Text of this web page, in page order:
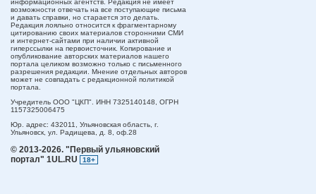
информационных агентств. Редакция не имеет
возможности отвечать на все поступающие письма
и давать справки, но старается это делать.
Редакция лояльно относится к фрагментарному
цитированию своих материалов сторонними СМИ
и интернет-сайтами при наличии активной
гиперссылки на первоисточник. Копирование и
опубликование авторских материалов нашего
портала целиком возможно только с письменного
разрешения редакции. Мнение отдельных авторов
может не совпадать с редакционной политикой
портала.
Учредитель ООО "ЦКП". ИНН 7325140148, ОГРН
1157325006475
Юр. адрес: 432011, Ульяновская область, г.
Ульяновск, ул. Радищева, д. 8, оф.28
© 2013-2026. "Первый ульяновский
портал" 1UL.RU
18+